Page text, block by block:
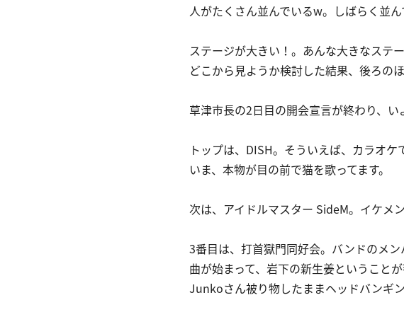
人がたくさん並んでいるw。しばらく並ん
ステージが大きい！。あんな大きなステ
どこから見ようか検討した結果、後ろの
草津市長の2日目の開会宣言が終わり、い
トップは、DISH。そういえば、カラオケ
いま、本物が目の前で猫を歌ってます。
次は、アイドルマスター SideM。イケメ
3番目は、打首獄門同好会。バンドのメ
曲が始まって、岩下の新生姜ということが
Junkoさん被り物したままヘッドバンギ